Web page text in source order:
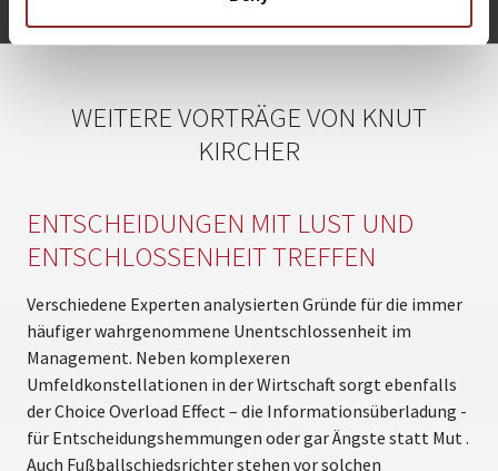
WEITERE VORTRÄGE VON KNUT
KIRCHER
ENTSCHEIDUNGEN MIT LUST UND
ENTSCHLOSSENHEIT TREFFEN
Verschiedene Experten analysierten Gründe für die immer
häufiger wahrgenommene Unentschlossenheit im
Management. Neben komplexeren
Umfeldkonstellationen in der Wirtschaft sorgt ebenfalls
der Choice Overload Effect – die Informationsüberladung -
für Entscheidungshemmungen oder gar Ängste statt Mut .
Auch Fußballschiedsrichter stehen vor solchen